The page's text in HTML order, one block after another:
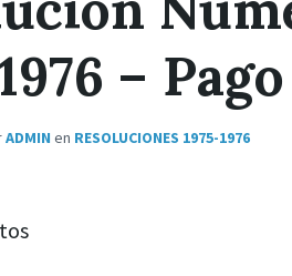
–
ADMIN en RESOLUCIONES 1975-1976